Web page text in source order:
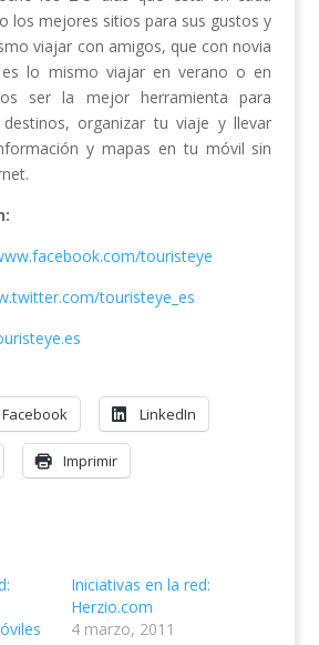
los mejores sitios para sus gustos y
viajar con amigos, que con novia
lo mismo viajar en verano o en
ser la mejor herramienta para
destinos, organizar tu viaje y llevar
y mapas en tu móvil sin
touristeye
touristeye_es
Facebook LinkedIn
Imprimir
Iniciativas en la red:
Herzio.com
4 marzo, 2011